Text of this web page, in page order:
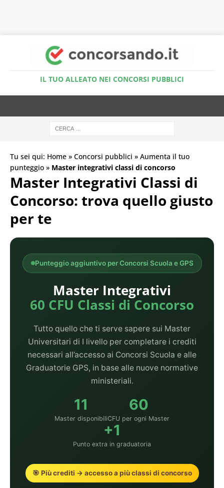
IL TUO ALLEATO NEI CONCORSI PUBBLICI
Tu sei qui: Home » Concorsi pubblici » Aumenta il tuo
punteggio » Master integrativi classi di concorso
Master Integrativi Classi di
Concorso: trova quello giusto
per te
Punteggio aggiuntivo per Concorsi Scuola e GPS
Master Integrativi
60 CFU Classi di Concorso
Tutto quello che ti serve sapere sui Master
Universitari di I livello per completare i crediti
necessari all’accesso ai Concorsi Scuola e alle
Graduatorie GPS, in base alle nuove normative
ministeriali.
11
Master disponibili
60
CFU per ogni Master
+1
Punto extra in graduatoria
🎯 Più crediti → accesso a più classi di concorso